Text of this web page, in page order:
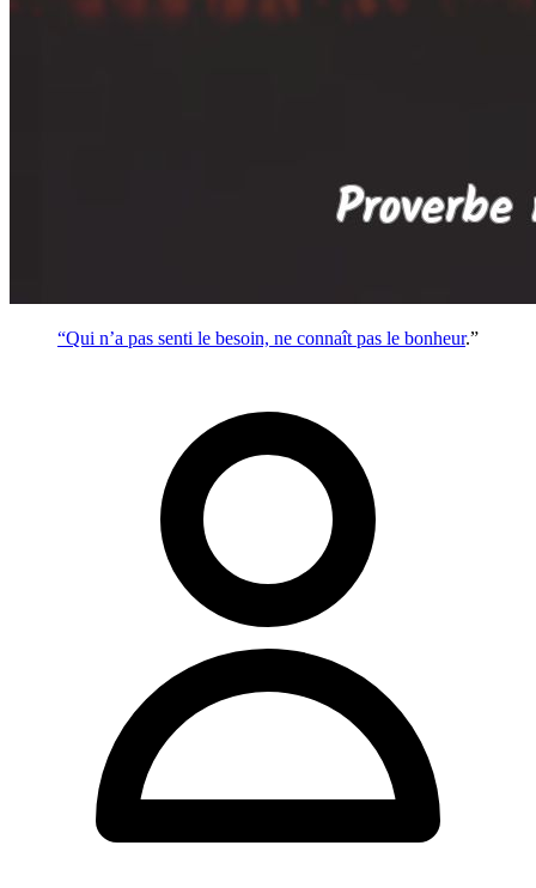
“Qui n’a pas senti le besoin, ne connaît pas le bonheur.”